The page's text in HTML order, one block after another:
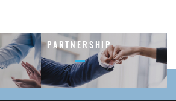
PARTNERSHI P